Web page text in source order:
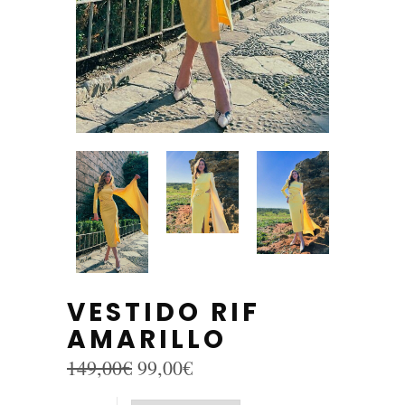
VESTIDO RIF
AMARILLO
149,00€ El
precio
99,00€El